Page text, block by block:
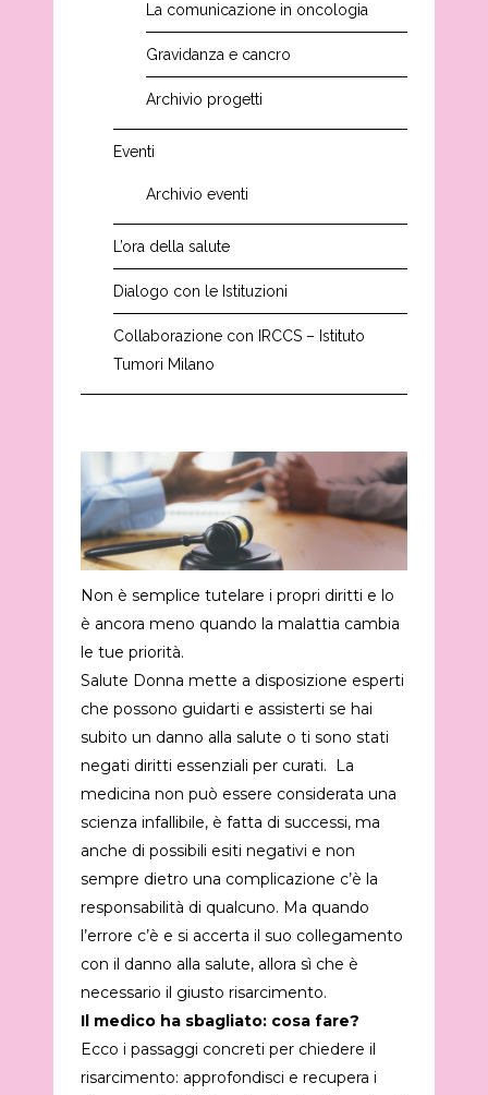
La comunicazione in oncologia
Gravidanza e cancro
Archivio progetti
Eventi
Archivio eventi
L’ora della salute
Dialogo con le Istituzioni
Collaborazione con IRCCS – Istituto
Tumori Milano
Non è semplice tutelare i propri diritti e lo
è ancora meno quando la malattia cambia
le tue priorità.
Salute Donna mette a disposizione esperti
che possono guidarti e assisterti se hai
subito un danno alla salute o ti sono stati
negati diritti essenziali per curati. La
medicina non può essere considerata una
scienza infallibile, è fatta di successi, ma
anche di possibili esiti negativi e non
sempre dietro una complicazione c’è la
responsabilità di qualcuno. Ma quando
l’errore c’è e si accerta il suo collegamento
con il danno alla salute, allora sì che è
necessario il giusto risarcimento.
Il medico ha sbagliato: cosa fare?
Ecco i passaggi concreti per chiedere il
risarcimento: approfondisci e recupera i